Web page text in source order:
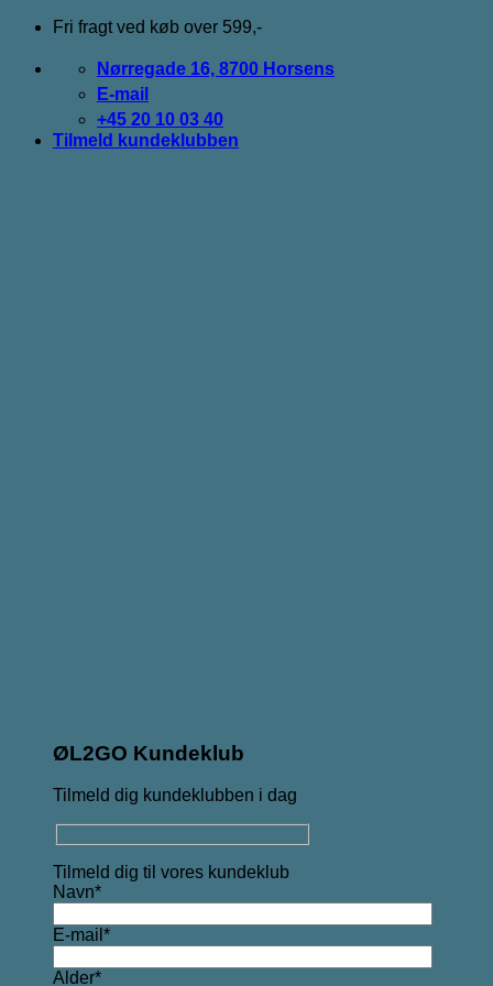
Fortsæt
indhold
Fri fragt ved køb over 599,-
Nørregade 16, 8700 Horsens
E-mail
+45 20 10 03 40
Tilmeld kundeklubben
ØL2GO Kundeklub
Tilmeld dig kundeklubben i dag
Tilmeld dig til vores kundeklub
Navn*
E-mail*
Alder*